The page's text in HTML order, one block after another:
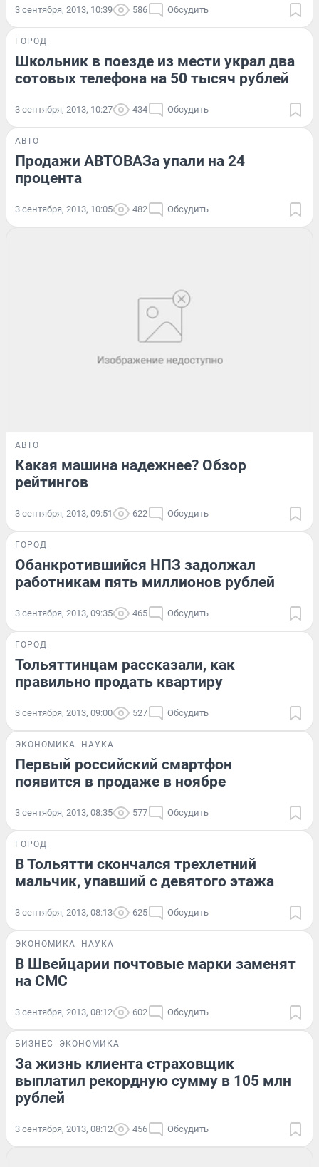
3 сентября, 2013, 10:39 586 Обсудить
ГОРОД
Школьник в поезде из мести украл два
сотовых телефона на 50 тысяч рублей
3 сентября, 2013, 10:27 434 Обсудить
АВТО
Продажи АВТОВАЗа упали на 24
процента
3 сентября, 2013, 10:05 482 Обсудить
АВТО
Какая машина надежнее? Обзор
рейтингов
3 сентября, 2013, 09:51 622 Обсудить
ГОРОД
Обанкротившийся НПЗ задолжал
работникам пять миллионов рублей
3 сентября, 2013, 09:35 465 Обсудить
ГОРОД
Тольяттинцам рассказали, как
правильно продать квартиру
3 сентября, 2013, 09:00 527 Обсудить
ЭКОНОМИКА НАУКА
Первый российский смартфон
появится в продаже в ноябре
3 сентября, 2013, 08:35 577 Обсудить
ГОРОД
В Тольятти скончался трехлетний
мальчик, упавший с девятого этажа
3 сентября, 2013, 08:13 625 Обсудить
ЭКОНОМИКА НАУКА
В Швейцарии почтовые марки заменят
на СМС
3 сентября, 2013, 08:12 602 Обсудить
БИЗНЕС ЭКОНОМИКА
За жизнь клиента страховщик
выплатил рекордную сумму в 105 млн
рублей
3 сентября, 2013, 08:12 456 Обсудить